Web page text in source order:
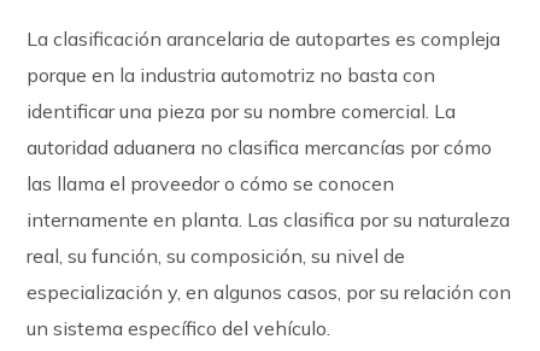
La clasificación arancelaria de autopartes es compleja
porque en la industria automotriz no basta con
identificar una pieza por su nombre comercial. La
autoridad aduanera no clasifica mercancías por cómo
las llama el proveedor o cómo se conocen
internamente en planta. Las clasifica por su naturaleza
real, su función, su composición, su nivel de
especialización y, en algunos casos, por su relación con
un sistema específico del vehículo.